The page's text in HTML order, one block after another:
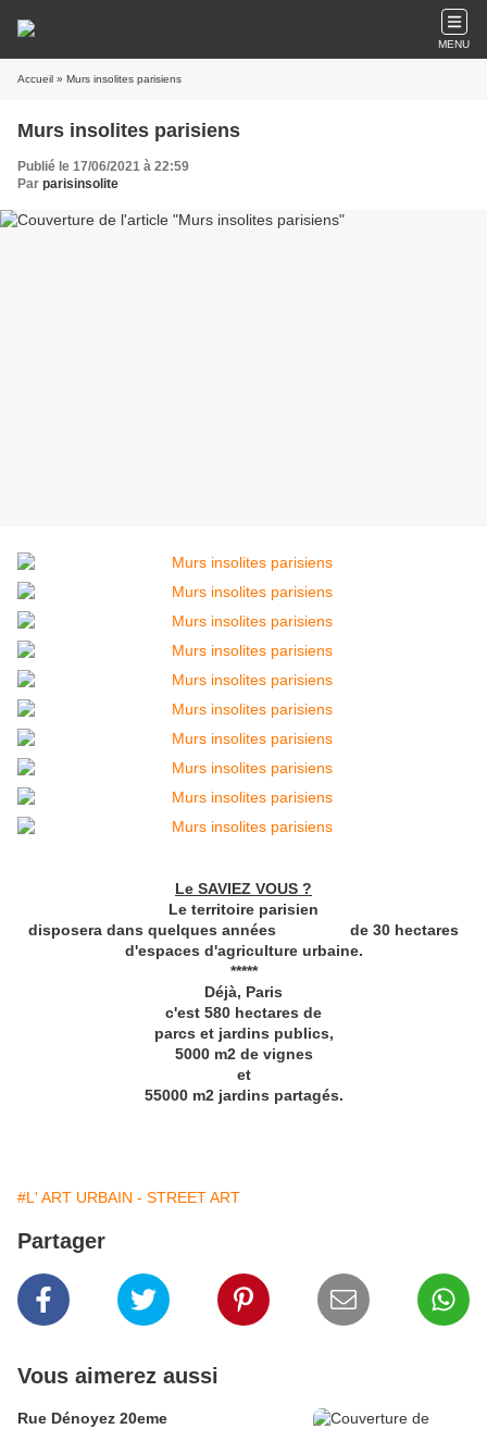
MENU
Accueil » Murs insolites parisiens
Murs insolites parisiens
Publié le 17/06/2021 à 22:59
Par parisinsolite
Le SAVIEZ VOUS ?
Le territoire parisien
disposera dans quelques années de 30 hectares
d'espaces d'agriculture urbaine.
*****
Déjà, Paris
c'est 580 hectares de
parcs et jardins publics,
5000 m2 de vignes
et
55000 m2 jardins partagés.
#L' ART URBAIN - STREET ART
Partager
Vous aimerez aussi
Rue Dénoyez 20eme